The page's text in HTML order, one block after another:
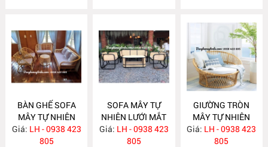
BÀN GHẾ SOFA
MÂY TỰ NHIÊN
MA657
Giá: LH - 0938 423
805
SOFA MÂY TỰ
NHIÊN LƯỚI MẮT
CÁO MA656
Giá: LH - 0938 423
805
GIƯỜNG TRÒN
MÂY TỰ NHIÊN
MA652
Giá: LH - 0938 423
805